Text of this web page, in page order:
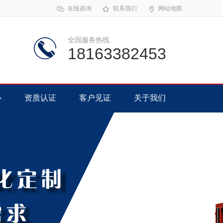
在线咨询 联系我们 网站地图
全国服务热线
18163382453
资质认证 客户见证 关于我们